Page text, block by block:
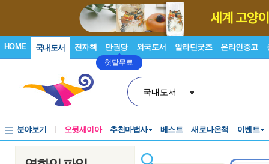
HOME 국내도서 전자책 만권당
첫달무료
외국도서 알라딘굿즈 온라인중고
국내도서
분야보기 오뒷세이아 추천마법사 베스트 새로나온책 이벤트